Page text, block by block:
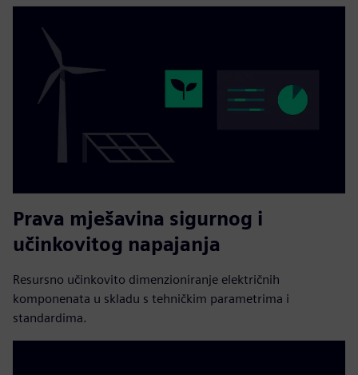
Prava mješavina sigurnog i
učinkovitog napajanja
Resursno učinkovito dimenzioniranje električnih
komponenata u skladu s tehničkim parametrima i
standardima.